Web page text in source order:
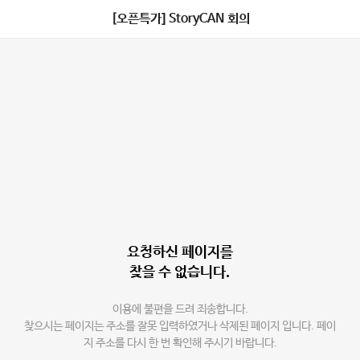
[오픈특가] StoryCAN 회의
요청하신 페이지를
찾을 수 없습니다.
이용에 불편을 드려 죄송합니다.
찾으시는 페이지는 주소를 잘못 입력하였거나 삭제된 페이지 입니다. 페이
지 주소를 다시 한 번 확인해 주시기 바랍니다.